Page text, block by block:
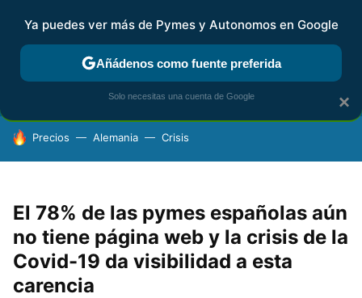
FISCALIDAD Y CONTABILIDAD KIT DIGITAL RENTA
HOY SE HABLA DE
Precios Alemania Crisis
El 78% de las pymes españolas aún
no tiene página web y la crisis de la
Covid-19 da visibilidad a esta
carencia
×
Ya puedes ver más de Pymes y Autonomos en Google
Añádenos como fuente preferida
Solo necesitas una cuenta de Google